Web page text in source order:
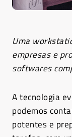
Uma
empresas e
softwares
A tecnologia
podemos
potentes e